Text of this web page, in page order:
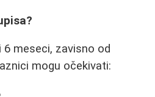
meseci, zavisno od
mogu očekivati: